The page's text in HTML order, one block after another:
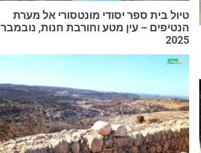
טיול בית ספר יסודי מונטסורי אל מערת
הנטיפים – עין מטע וחורבת חנות, נובמבר
2025